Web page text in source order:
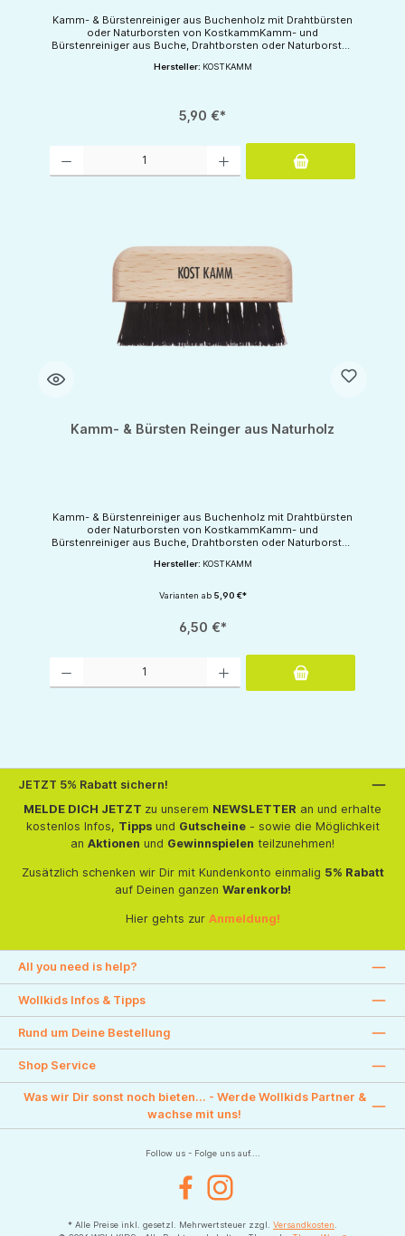
Kamm- & Bürstenreiniger aus Buchenholz mit Drahtbürsten
oder Naturborsten von KostkammKamm- und
Bürstenreiniger aus Buche, Drahtborsten oder Naturborsten
Hersteller: KOSTKAMM
5,90 €*
Kamm- & Bürsten Reinger aus Naturholz
Kamm- & Bürstenreiniger aus Buchenholz mit Drahtbürsten
oder Naturborsten von KostkammKamm- und
Bürstenreiniger aus Buche, Drahtborsten oder Naturborsten
Hersteller: KOSTKAMM
Varianten ab5,90 €*
6,50 €*
JETZT 5% Rabatt sichern!
MELDE DICH JETZT zu unserem NEWSLETTER an und erhalte
kostenlos Infos, Tippsund Gutscheine- sowie die Möglichkeit
an Aktionen und Gewinnspielen teilzunehmen!
Zusätzlich schenken wir Dir mit Kundenkonto einmalig 5% Rabatt
auf Deinen ganzen Warenkorb!
Hier gehts zur Anmeldung!
All you need is help?
Wollkids Infos & Tipps
Rund um Deine Bestellung
Shop Service
Was wir Dir sonst noch bieten... - Werde Wollkids Partner &
wachse mit uns!
Follow us - Folge uns auf....
FacebookInstagram
* Alle Preise inkl. gesetzl. Mehrwertsteuer zzgl. Versandkosten